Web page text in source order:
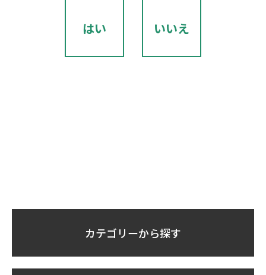
はい いいえ
カテゴリーから探す